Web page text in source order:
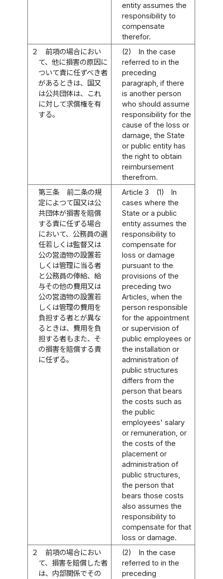
entity assumes the
responsibility to
compensate
therefor.
２
前項の場合におい
て、他に損害の原因に
ついて責に任ずべき者
があるときは、国又
は公共団体は、これ
に対して求償権を有
する。
(2)
In the case
referred to in the
preceding
paragraph, if there
is another person
who should assume
responsibility for the
cause of the loss or
damage, the State
or public entity has
the right to obtain
reimbursement
therefrom.
第三条
前二条の規
定によつて国又は公
共団体が損害を賠償
する責に任ずる場合
において、公務員の選
任若しくは監督又は
公の営造物の設置若
しくは管理に当る者
と公務員の俸給、給
与その他の費用又は
公の営造物の設置若
しくは管理の費用を
負担する者とが異な
るときは、費用を負
担する者もまた、そ
の損害を賠償する責
に任ずる。
Article 3 (1)
In
cases where the
State or a public
entity assumes the
responsibility to
compensate for
loss or damage
pursuant to the
provisions of the
preceding two
Articles, when the
person responsible
for the appointment
or supervision of
public employees or
the installation or
administration of
public structures
differs from the
person that bears
the costs such as
the public
employees' salary
or remuneration, or
the costs of the
placement or
administration of
public structures,
the person that
bears those costs
also assumes the
responsibility to
compensate for that
loss or damage.
２
前項の場合におい
て、損害を賠償した者
は、内部関係でその
(2)
In the case
referred to in the
preceding